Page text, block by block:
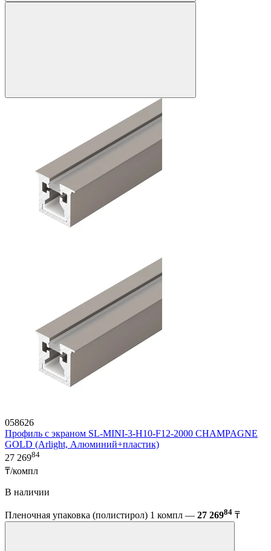
058626
Профиль с экраном SL-MINI-3-H10-F12-2000 CHAMPAGNE
GOLD (Arlight, Алюминий+пластик)
27 26984
₸/компл
В наличии
Пленочная упаковка (полистирол) 1 компл — 27 26984 ₸